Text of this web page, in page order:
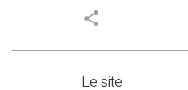
share
Le site